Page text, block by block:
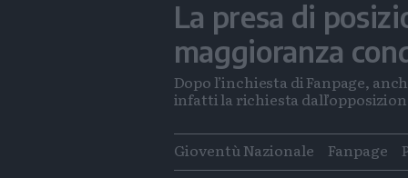
La presa di
maggioranza
Dopo l’inchiesta di Fanpage,
infatti la richiesta
Tags
Gioventù Nazionale Fanpage